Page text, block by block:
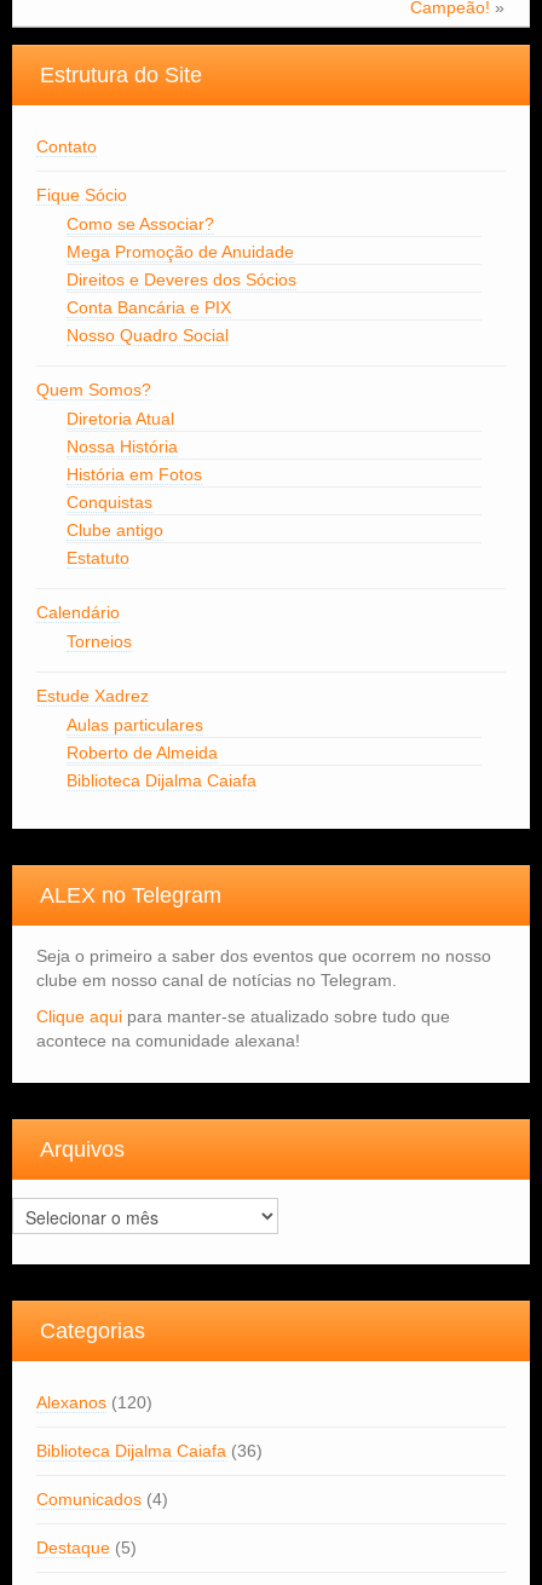
Campeão! »
Estrutura do Site
Contato
Fique Sócio
Como se Associar?
Mega Promoção de Anuidade
Direitos e Deveres dos Sócios
Conta Bancária e PIX
Nosso Quadro Social
Quem Somos?
Diretoria Atual
Nossa História
História em Fotos
Conquistas
Clube antigo
Estatuto
Calendário
Torneios
Estude Xadrez
Aulas particulares
Roberto de Almeida
Biblioteca Dijalma Caiafa
ALEX no Telegram
Seja o primeiro a saber dos eventos que ocorrem no nosso
clube em nosso canal de notícias no Telegram.
Clique aqui para manter-se atualizado sobre tudo que
acontece na comunidade alexana!
Arquivos
Arquivos
Categorias
Alexanos (120)
Biblioteca Dijalma Caiafa (36)
Comunicados (4)
Destaque (5)